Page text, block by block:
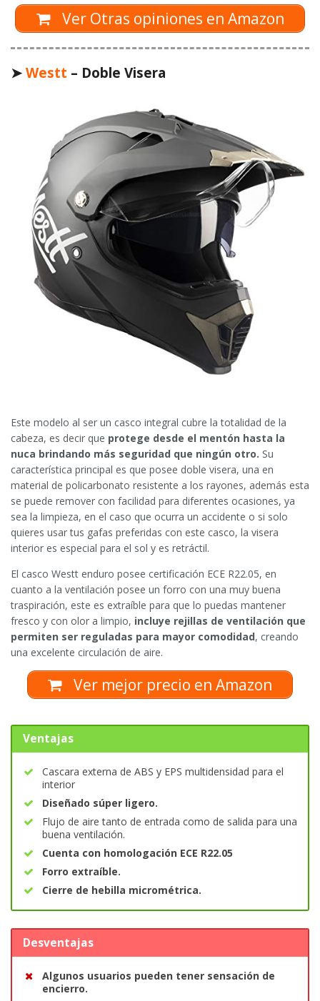
Ver Otras opiniones en Amazon
➤Westt – Doble Visera
Este modelo al ser un casco integral cubre la totalidad de la
cabeza, es decir que protege desde el mentón hasta la
nuca brindando más seguridad que ningún otro. Su
característica principal es que posee doble visera, una en
material de policarbonato resistente a los rayones, además esta
se puede remover con facilidad para diferentes ocasiones, ya
sea la limpieza, en el caso que ocurra un accidente o si solo
quieres usar tus gafas preferidas con este casco, la visera
interior es especial para el sol y es retráctil.
El casco Westt enduro posee certificación ECE R22.05, en
cuanto a la ventilación posee un forro con una muy buena
traspiración, este es extraíble para que lo puedas mantener
fresco y con olor a limpio, incluye rejillas de ventilación que
permiten ser reguladas para mayor comodidad, creando
una excelente circulación de aire.
Ver mejor precio en Amazon
Ventajas
Cascara externa de ABS y EPS multidensidad para el
interior
Diseñado súper ligero.
Flujo de aire tanto de entrada como de salida para una
buena ventilación.
Cuenta con homologación ECE R22.05
Forro extraíble.
Cierre de hebilla micrométrica.
Desventajas
Algunos usuarios pueden tener sensación de
encierro.